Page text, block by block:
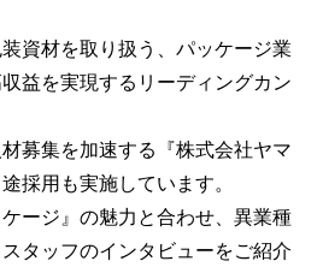
資材を取り扱う、パッケージ業
益を実現するリーディングカン
募集を加速する『株式会社ヤマ
採用も実施しています。
ージ』の魅力と合わせ、異業種
タッフのインタビューをご紹介